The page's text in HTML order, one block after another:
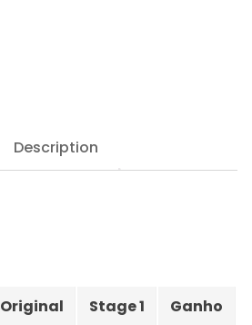
Description
Original Stage 1 Ganho